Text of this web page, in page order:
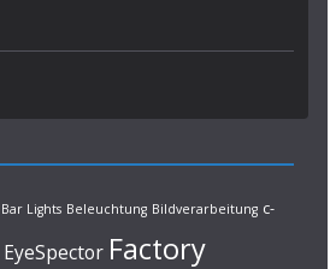
Bar Lights Beleuchtung Bildverarbeitung c-
EyeSpector Factory